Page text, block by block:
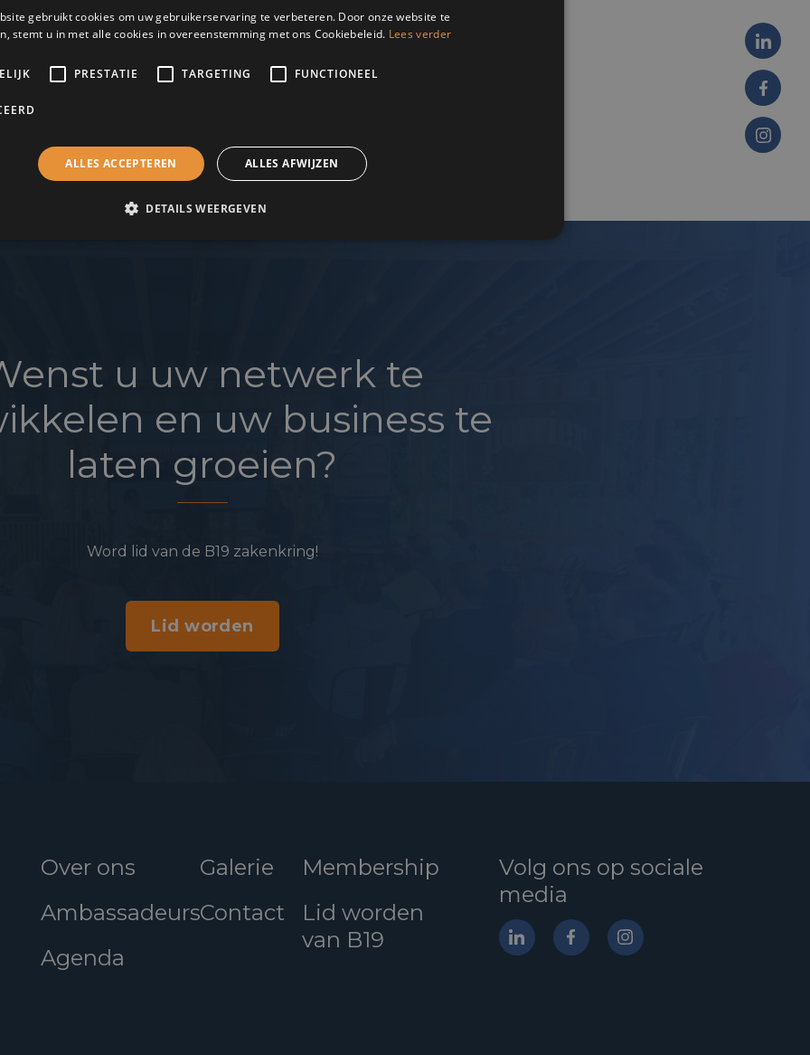
: Business Speed Dating + Drink & Walking Dinner
u uw netwerk te
en uw business te
laten groeien?
Word lid van de B19 zakenkring!
Lid worden
Over ons
Ambassadeurs
Agenda
Galerie
Contact
Membership
Lid worden
van B19
Volg ons op sociale
media
gebruikt cookies om uw gebruikerservaring te verbeteren. Door onze website te
stemt u in met alle cookies in overeenstemming met ons Cookiebeleid. Lees verder
PRESTATIE TARGETING FUNCTIONEEL
ALLES ACCEPTEREN ALLES AFWIJZEN
DETAILS WEERGEVEN